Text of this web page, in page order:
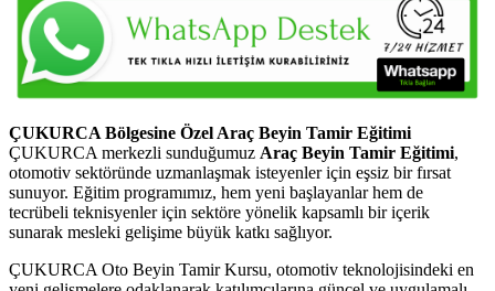
ÇUKURCA Bölgesine Özel Araç Beyin Tamir Eğitimi
ÇUKURCA merkezli sunduğumuz Araç Beyin Tamir Eğitimi,
otomotiv sektöründe uzmanlaşmak isteyenler için eşsiz bir fırsat
sunuyor. Eğitim programımız, hem yeni başlayanlar hem de
tecrübeli teknisyenler için sektöre yönelik kapsamlı bir içerik
sunarak mesleki gelişime büyük katkı sağlıyor.
ÇUKURCA Oto Beyin Tamir Kursu, otomotiv teknolojisindeki en